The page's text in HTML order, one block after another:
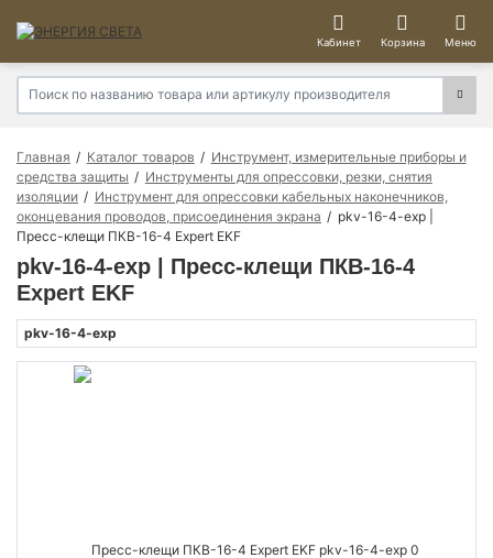
Кабинет Корзина Меню
Главная Каталог товаров
Инструмент, измерительные приборы и
средства защиты
Инструменты для опрессовки, резки, снятия
изоляции
Инструмент для опрессовки кабельных наконечников,
оконцевания проводов, присоединения экрана
pkv-16-4-exp |
Пресс-клещи ПКВ-16-4 Expert EKF
pkv-16-4-exp | Пресс-клещи ПКВ-16-4
Expert EKF
pkv-16-4-exp